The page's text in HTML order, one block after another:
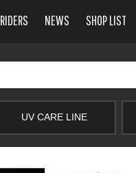
RIDERS NEWS SHOP LIST
UV CARE LINE